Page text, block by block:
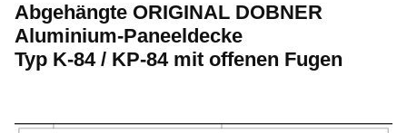
Abgehängte ORIGINAL DOBNER
Aluminium-Paneeldecke
Typ K-84 / KP-84 mit offenen Fugen